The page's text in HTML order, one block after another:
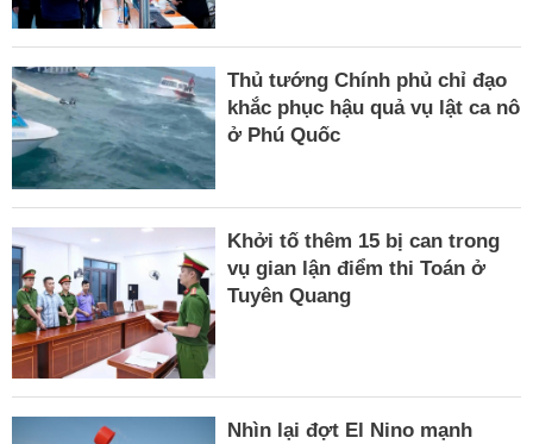
Thủ tướng Chính phủ chỉ đạo
khắc phục hậu quả vụ lật ca nô
ở Phú Quốc
Khởi tố thêm 15 bị can trong
vụ gian lận điểm thi Toán ở
Tuyên Quang
Nhìn lại đợt El Nino mạnh